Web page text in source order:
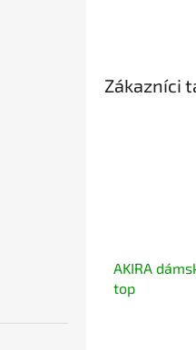
Zákazníci
AKIRA
top